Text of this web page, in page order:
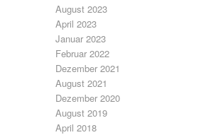
August 2023
April 2023
Januar 2023
Februar 2022
Dezember 2021
August 2021
Dezember 2020
August 2019
April 2018